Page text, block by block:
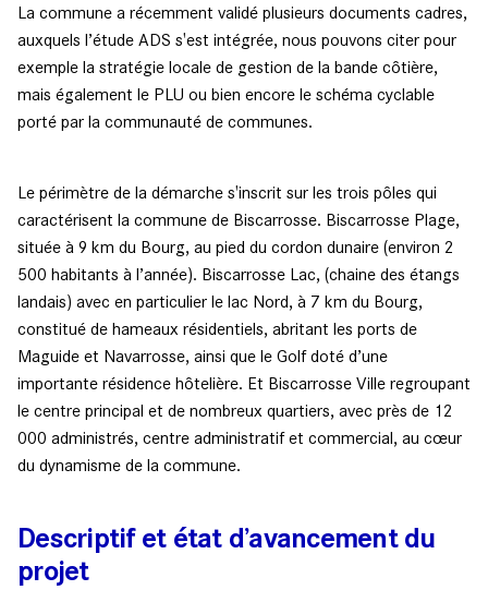
La commune a récemment validé plusieurs documents cadres,
auxquels l’étude ADS s'est intégrée, nous pouvons citer pour
exemple la stratégie locale de gestion de la bande côtière,
mais également le PLU ou bien encore le schéma cyclable
porté par la communauté de communes.
Le périmètre de la démarche s'inscrit sur les trois pôles qui
caractérisent la commune de Biscarrosse. Biscarrosse Plage,
située à 9 km du Bourg, au pied du cordon dunaire (environ 2
500 habitants à l’année). Biscarrosse Lac, (chaine des étangs
landais) avec en particulier le lac Nord, à 7 km du Bourg,
constitué de hameaux résidentiels, abritant les ports de
Maguide et Navarrosse, ainsi que le Golf doté d’une
importante résidence hôtelière. Et Biscarrosse Ville regroupant
le centre principal et de nombreux quartiers, avec près de 12
000 administrés, centre administratif et commercial, au cœur
du dynamisme de la commune.
Descriptif et état d’avancement du
projet